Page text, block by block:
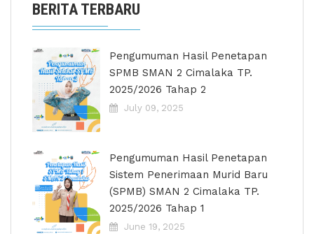
BERITA TERBARU
Pengumuman Hasil Penetapan
SPMB SMAN 2 Cimalaka TP.
2025/2026 Tahap 2
July 09, 2025
Pengumuman Hasil Penetapan
Sistem Penerimaan Murid Baru
(SPMB) SMAN 2 Cimalaka TP.
2025/2026 Tahap 1
June 19, 2025